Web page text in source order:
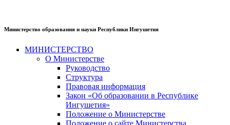
Министерство образования и науки Республики Ингушетия
МИНИСТЕРСТВО
О Министерстве
Руководство
Структура
Правовая информация
Закон «Об образовании в Республике
Ингушетия»
Положение о Министерстве
Положение о сайте Министерства